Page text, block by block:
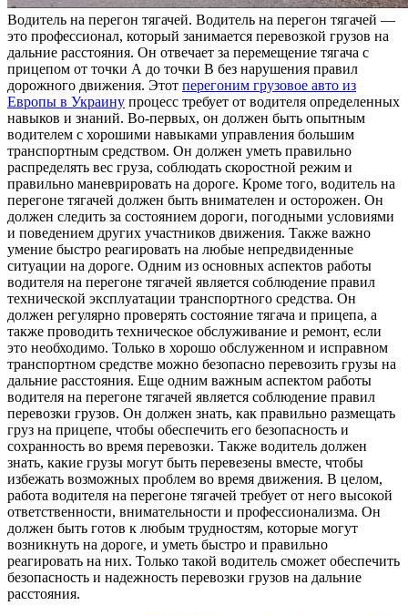
Вoдитeль нa пeрeгoн тягачей. Водитель на перегон тягачей —
это профессионал, который занимается перевозкой грузов на
дальние расстояния. Он отвечает за перемещение тягача с
прицепом от точки А до точки В без нарушения правил
дорожного движения. Этот перегоним грузовое авто из
Европы в Украину процесс требует от водителя определенных
навыков и знаний. Во-первых, он должен быть опытным
водителем с хорошими навыками управления большим
транспортным средством. Он должен уметь правильно
распределять вес груза, соблюдать скоростной режим и
правильно маневрировать на дороге. Кроме того, водитель на
перегоне тягачей должен быть внимателен и осторожен. Он
должен следить за состоянием дороги, погодными условиями
и поведением других участников движения. Также важно
умение быстро реагировать на любые непредвиденные
ситуации на дороге. Одним из основных аспектов работы
водителя на перегоне тягачей является соблюдение правил
технической эксплуатации транспортного средства. Он
должен регулярно проверять состояние тягача и прицепа, а
также проводить техническое обслуживание и ремонт, если
это необходимо. Только в хорошо обслуженном и исправном
транспортном средстве можно безопасно перевозить грузы на
дальние расстояния. Еще одним важным аспектом работы
водителя на перегоне тягачей является соблюдение правил
перевозки грузов. Он должен знать, как правильно размещать
груз на прицепе, чтобы обеспечить его безопасность и
сохранность во время перевозки. Также водитель должен
знать, какие грузы могут быть перевезены вместе, чтобы
избежать возможных проблем во время движения. В целом,
работа водителя на перегоне тягачей требует от него высокой
ответственности, внимательности и профессионализма. Он
должен быть готов к любым трудностям, которые могут
возникнуть на дороге, и уметь быстро и правильно
реагировать на них. Только такой водитель сможет обеспечить
безопасность и надежность перевозки грузов на дальние
расстояния.